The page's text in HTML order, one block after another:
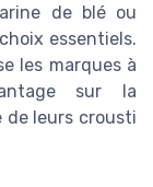
de blé ou
essentiels.
les marques à
sur la
leurs crousti